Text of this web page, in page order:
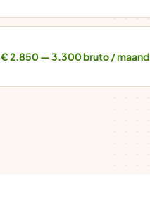
€ 2.850 — 3.300 bruto / maand